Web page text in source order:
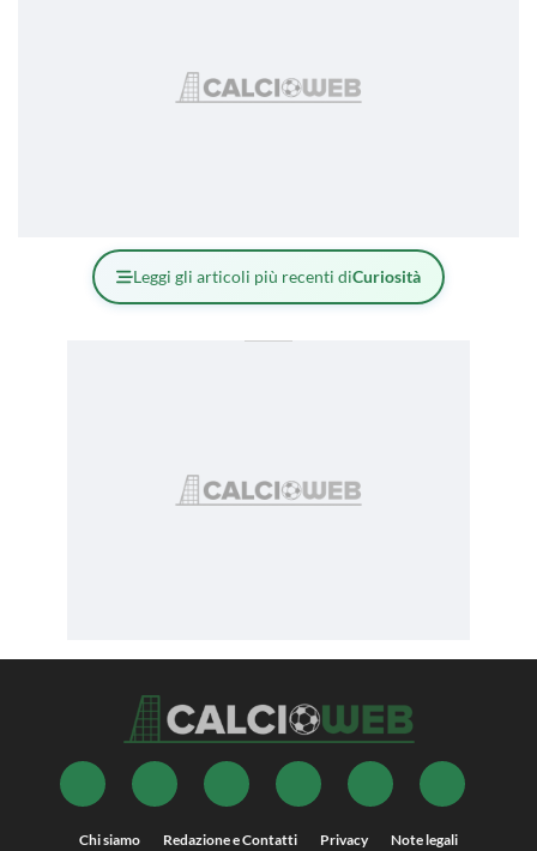
Leggi gli articoli più recenti diCuriosità
Chi siamo Redazione e Contatti Privacy Note legali